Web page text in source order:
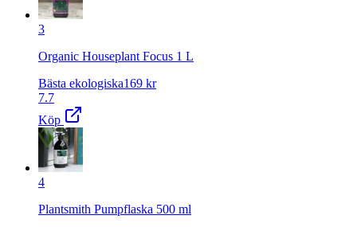
3
Organic Houseplant Focus 1 L
Bästa ekologiska169 kr
7.7
Köp
4
Plantsmith Pumpflaska 500 ml